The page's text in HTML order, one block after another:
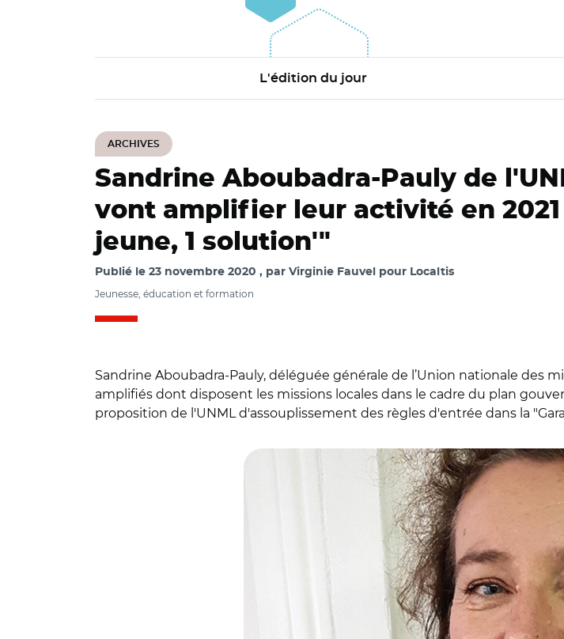
L'édition du jour
ARCHIVES
Sandrine Aboubadra-Pauly de
vont amplifier leur activité en 2021
jeune, 1 solution'"
Publié le 23 novembre 2020 par Virginie Fauvel pour Localtis
Jeunesse, éducation et formation
Sandrine Aboubadra-Pauly, déléguée générale de l’Union nationale des
amplifiés dont disposent les missions locales dans le cadre du plan
proposition de l'UNML d'assouplissement des règles d'entrée dans la